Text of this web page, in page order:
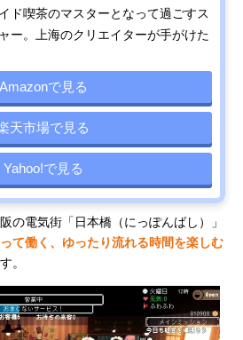
ド喫茶のマスターとなって過ごすス
ー。上海のクリエイターが手がけた
Amazonで見る
天市場で見る
Yahoo!で見る
の電気街「日本橋（にっぽんばし）」
て働く、ゆったり流れる時間を楽しむ
。